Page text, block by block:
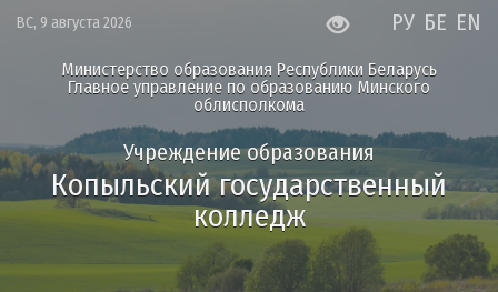
ВС, 9 августа 2026 РУ БЕ EN
Министерство образования Республики Беларусь
Главное управление по образованию Минского
облисполкома
Учреждение образования
Копыльский государственный
колледж